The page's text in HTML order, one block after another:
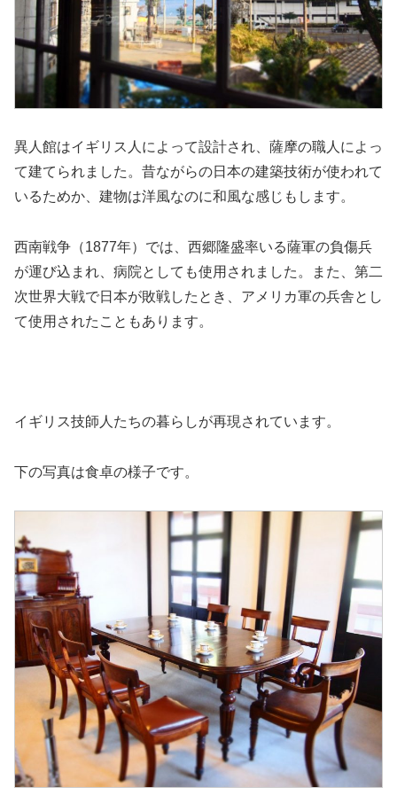
異人館はイギリス人によって設計され、薩摩の職人によっ
て建てられました。昔ながらの日本の建築技術が使われて
いるためか、建物は洋風なのに和風な感じもします。
西南戦争（1877年）では、西郷隆盛率いる薩軍の負傷兵
が運び込まれ、病院としても使用されました。また、第二
次世界大戦で日本が敗戦したとき、アメリカ軍の兵舎とし
て使用されたこともあります。
イギリス技師人たちの暮らしが再現されています。
下の写真は食卓の様子です。